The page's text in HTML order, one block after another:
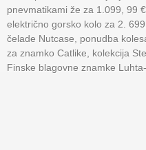
pnevmatikami že za 1.099, 99
električno gorsko kolo za 2.
čelade Nutcase, ponudba
za znamko Catlike, kolekcija
Finske blagovne znamke Luhta-